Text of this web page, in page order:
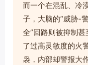
而一个在混乱、冷
子，大脑的“威胁-
全”回路则被抑制
了过高灵敏度的
袅，内部却警报大